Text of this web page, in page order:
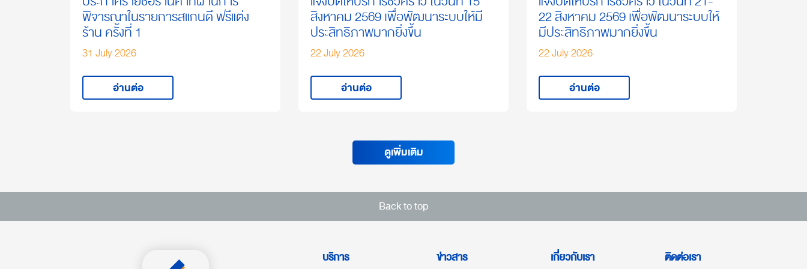
พิจารณาในรายการสแกนดี ฟรีแต่ง
ร้าน ครั้งที่ 1
31 July 2026
อ่านต่อ
สิงหาคม 2569 เพื่อพัฒนาระบบให้มี
ประสิทธิภาพมากยิ่งขึ้น
22 July 2026
อ่านต่อ
22 สิงหาคม 2569 เพื่อพัฒนาระบบให้
มีประสิทธิภาพมากยิ่งขึ้น
22 July 2026
อ่านต่อ
ดูเพิ่มเติม
Back to top
บริการ ข่าวสาร เกี่ยวกับเรา ติดต่อเรา